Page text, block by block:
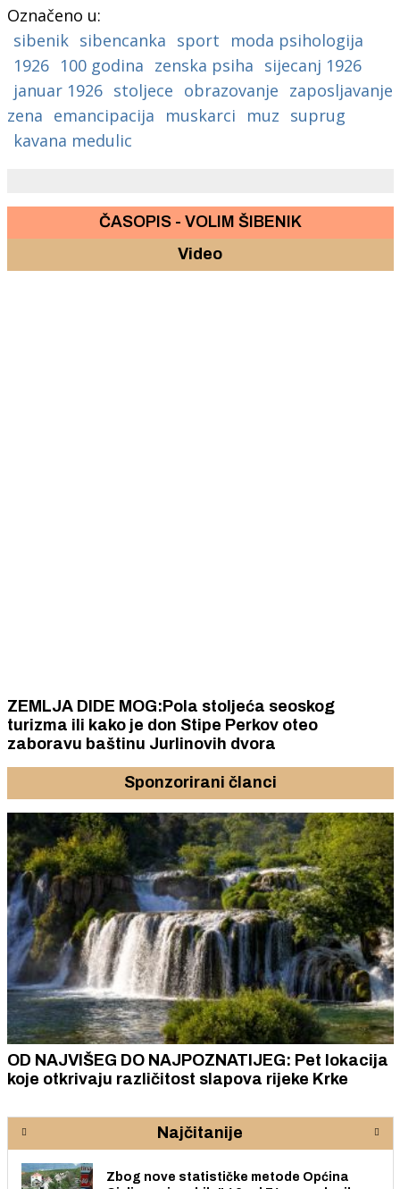
Označeno u:
sibenik sibencanka sport
moda psihologija
1926 100 godina zenska psiha sijecanj 1926
januar 1926 stoljece obrazovanje zaposljavanje
zena emancipacija muskarci muz suprug
kavana medulic
ČASOPIS - VOLIM ŠIBENIK
Video
ZEMLJA DIDE MOG:Pola stoljeća seoskog
turizma ili kako je don Stipe Perkov oteo
zaboravu baštinu Jurlinovih dvora
Sponzorirani članci
OD NAJVIŠEG DO NAJPOZNATIJEG: Pet lokacija
koje otkrivaju različitost slapova rijeke Krke
Najčitanije
Zbog nove statističke metode Općina